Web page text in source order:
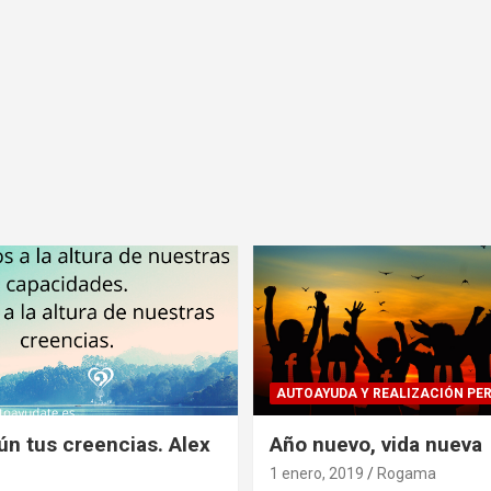
tus creencias. Alex
AUTOAYUDA Y REALIZACIÓN
Año nuevo, vida nueva
1 enero, 2019 Rogama